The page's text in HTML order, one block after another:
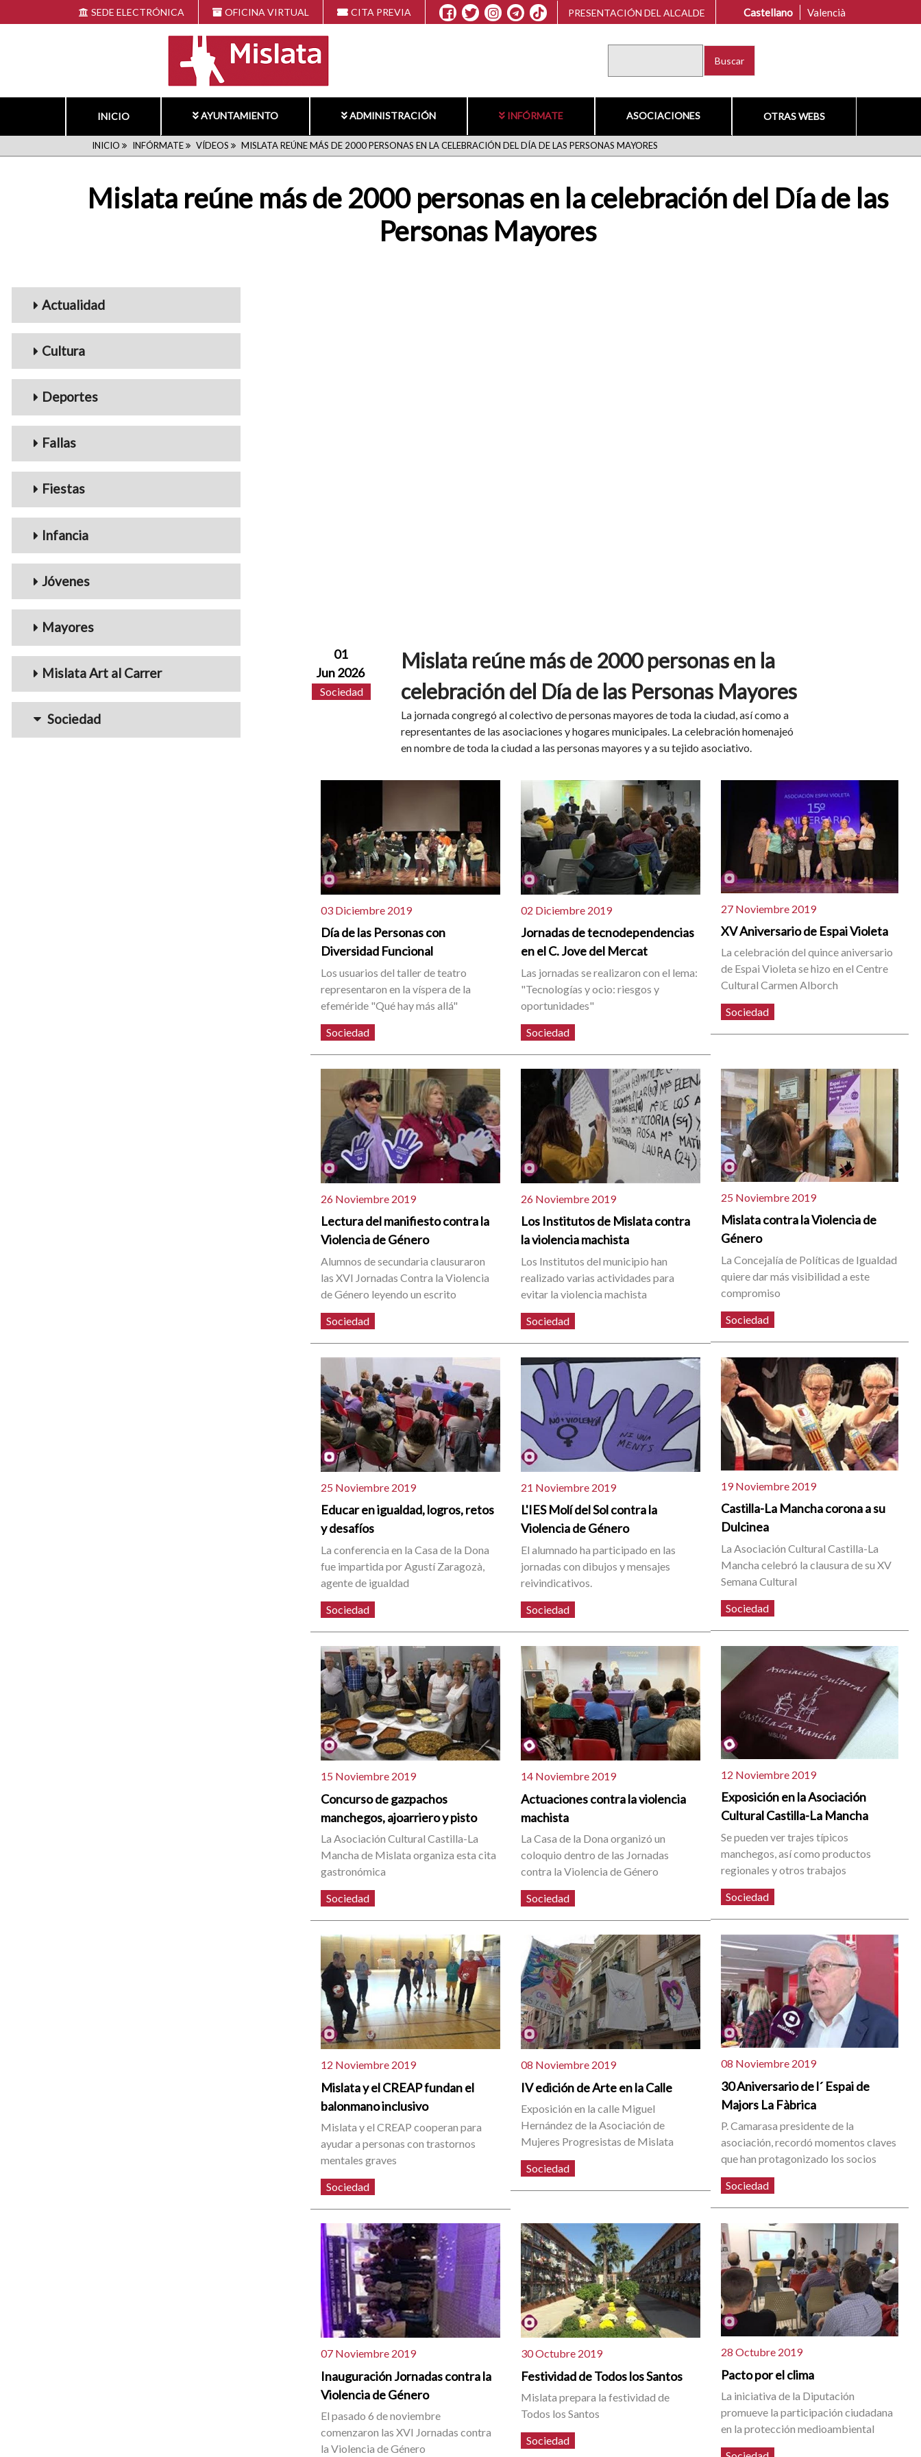
al
SEDE ELECTRÓNICA OFICINA VIRTUAL CITA PREVIA PRESENTACIÓN DEL ALCALDE Castellano Valencià
INICIO AYUNTAMIENTO ADMINISTRACIÓN INFÓRMATE ASOCIACIONES OTRAS WEBS
RUTA
DE
INICIO INFÓRMATE VÍDEOS MISLATA REÚNE MÁS DE 2000 PERSONAS EN LA CELEBRACIÓN DEL DÍA DE LAS PERSONAS MAYORES
Mislata reúne más de 2000 personas en la celebración del Día de las
Personas Mayores
Menu_Videos
Actualidad
Cultura
Deportes
Fallas
Fiestas
Infancia
Jóvenes
Mayores
Mislata Art al Carrer
Sociedad
01
Jun 2026
Sociedad
Mislata reúne más de 2000 personas en la
celebración del Día de las Personas Mayores
La jornada congregó al colectivo de personas mayores de toda la ciudad, así como a
representantes de las asociaciones y hogares municipales. La celebración homenajeó
en nombre de toda la ciudad a las personas mayores y a su tejido asociativo.
03 Diciembre 2019
Día de las Personas con
Diversidad Funcional
Los usuarios del taller de teatro
representaron en la víspera de la
efeméride "Qué hay más allá"
Sociedad
02 Diciembre 2019
Jornadas de tecnodependencias
en el C. Jove del Mercat
Las jornadas se realizaron con el lema:
"Tecnologías y ocio: riesgos y
oportunidades"
Sociedad
27 Noviembre 2019
XV Aniversario de Espai Violeta
La celebración del quince aniversario
de Espai Violeta se hizo en el Centre
Cultural Carmen Alborch
Sociedad
26 Noviembre 2019
Lectura del manifiesto contra la
Violencia de Género
Alumnos de secundaria clausuraron
las XVI Jornadas Contra la Violencia
de Género leyendo un escrito
Sociedad
26 Noviembre 2019
Los Institutos de Mislata contra
la violencia machista
Los Institutos del municipio han
realizado varias actividades para
evitar la violencia machista
Sociedad
25 Noviembre 2019
Mislata contra la Violencia de
Género
La Concejalía de Políticas de Igualdad
quiere dar más visibilidad a este
compromiso
Sociedad
25 Noviembre 2019
Educar en igualdad, logros, retos
y desafíos
La conferencia en la Casa de la Dona
fue impartida por Agustí Zaragozà,
agente de igualdad
Sociedad
21 Noviembre 2019
L'IES Molí del Sol contra la
Violencia de Género
El alumnado ha participado en las
jornadas con dibujos y mensajes
reivindicativos.
Sociedad
19 Noviembre 2019
Castilla-La Mancha corona a su
Dulcinea
La Asociación Cultural Castilla-La
Mancha celebró la clausura de su XV
Semana Cultural
Sociedad
15 Noviembre 2019
Concurso de gazpachos
manchegos, ajoarriero y pisto
La Asociación Cultural Castilla-La
Mancha de Mislata organiza esta cita
gastronómica
Sociedad
14 Noviembre 2019
Actuaciones contra la violencia
machista
La Casa de la Dona organizó un
coloquio dentro de las Jornadas
contra la Violencia de Género
Sociedad
12 Noviembre 2019
Exposición en la Asociación
Cultural Castilla-La Mancha
Se pueden ver trajes típicos
manchegos, así como productos
regionales y otros trabajos
Sociedad
12 Noviembre 2019
Mislata y el CREAP fundan el
balonmano inclusivo
Mislata y el CREAP cooperan para
ayudar a personas con trastornos
mentales graves
Sociedad
08 Noviembre 2019
IV edición de Arte en la Calle
Exposición en la calle Miguel
Hernández de la Asociación de
Mujeres Progresistas de Mislata
Sociedad
08 Noviembre 2019
30 Aniversario de l´ Espai de
Majors La Fàbrica
P. Camarasa presidente de la
asociación, recordó momentos claves
que han protagonizado los socios
Sociedad
07 Noviembre 2019
Inauguración Jornadas contra la
Violencia de Género
El pasado 6 de noviembre
comenzaron las XVI Jornadas contra
la Violencia de Género
30 Octubre 2019
Festividad de Todos los Santos
Mislata prepara la festividad de
Todos los Santos
Sociedad
28 Octubre 2019
Pacto por el clima
La iniciativa de la Diputación
promueve la participación ciudadana
en la protección medioambiental